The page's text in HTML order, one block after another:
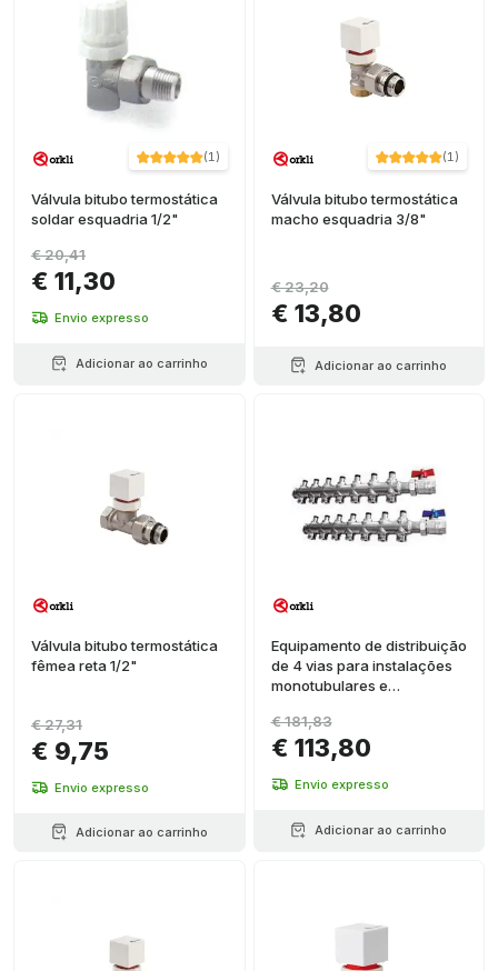
(1)
Válvula bitubo termostática
soldar esquadria 1/2"
€ 11,30
€ 20,41
Envio expresso
Adicionar ao carrinho
(1)
Válvula bitubo termostática
macho esquadria 3/8"
€ 13,80
€ 23,20
Adicionar ao carrinho
Válvula bitubo termostática
fêmea reta 1/2"
€ 9,75
€ 27,31
Envio expresso
Adicionar ao carrinho
Equipamento de distribuição
de 4 vias para instalações
monotubulares e
€ 113,80
€ 181,83
Envio expresso
Adicionar ao carrinho